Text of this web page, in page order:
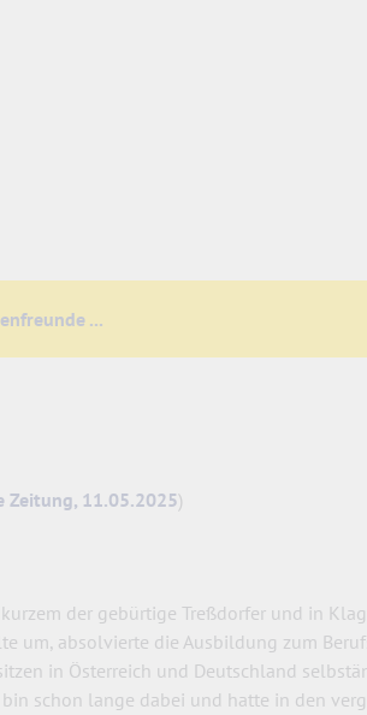
...
Zeitung, 11.05.2025)
der gebürtige Treßdorfer und in
um, absolvierte die Ausbildung zum
in Österreich und Deutschland
schon lange dabei und hatte in den